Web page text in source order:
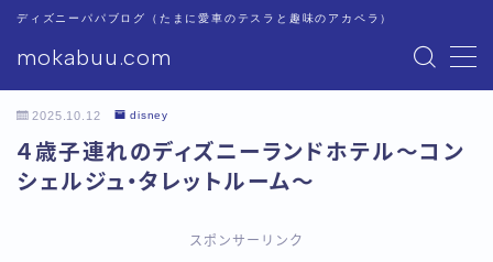
mokabuu.com
ディズニーパパブログ（たまに愛車のテスラと趣味のアカペラ）
ディズニー
2025.10.12 disney
４歳子連れのディズニーランドホテル〜コン
シェルジュ・タレットルーム〜
スポンサーリンク